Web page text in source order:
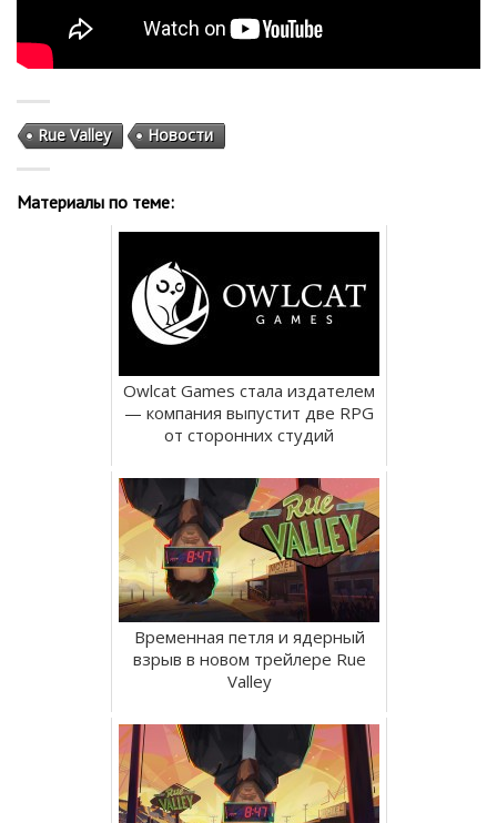
Rue Valley Новости
Материалы по теме:
Owlcat Games стала издателем
— компания выпустит две RPG
от сторонних студий
Временная петля и ядерный
взрыв в новом трейлере Rue
Valley